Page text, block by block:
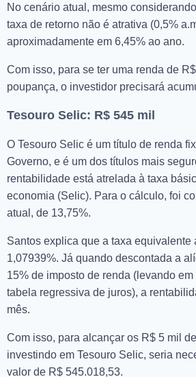
No cenário atual, mesmo
taxa de retorno não é atrativa (0,5%
aproximadamente em 6,45% ao ano.
Com isso, para se ter uma renda de
poupança, o investidor precisará
Tesouro Selic: R$ 545 mil
O Tesouro Selic é um título de renda
Governo, e é um dos títulos mais
rentabilidade está atrelada à taxa
economia (Selic). Para o cálculo, foi
atual, de 13,75%.
Santos explica que a taxa equivalente
1,07939%. Já quando descontada a
15% de imposto de renda (levando
tabela regressiva de juros), a
mês.
Com isso, para alcançar os R$ 5 mil
investindo em Tesouro Selic, seria
valor de R$ 545.018,53.